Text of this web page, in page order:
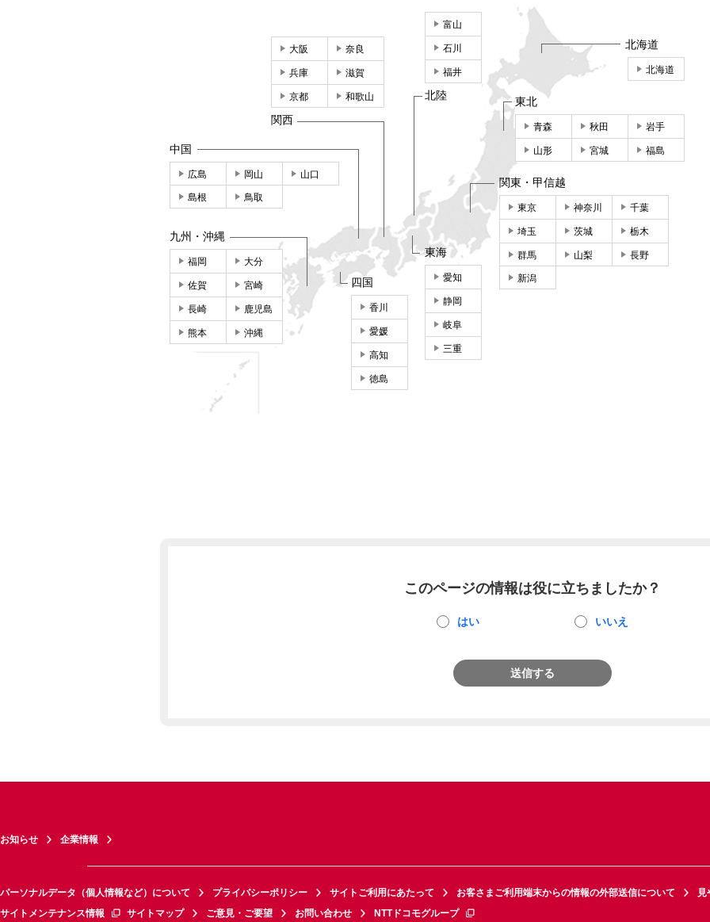
北海道
北海道
東北
青森 秋田 岩手
山形 宮城 福島
関東・甲信越
東京 神奈川 千葉
埼玉 茨城 栃木
群馬 山梨 長野
新潟
東海
愛知
静岡
岐阜
三重
富山
石川
福井
北陸
大阪 奈良
兵庫 滋賀
京都 和歌山
関西
中国
広島 岡山 山口
島根 鳥取
四国
香川
愛媛
高知
徳島
九州・沖縄
福岡 大分
佐賀 宮崎
長崎 鹿児島
熊本 沖縄
このページの情報は役に立ちましたか？
はい いいえ
送信する
お知らせ 企業情報
パーソナルデータ（個人情報など）について プライバシーポリシー サイトご利用にあたって お客さまご利用端末からの情報の外部送信について
見
サイトメンテナンス情報
サイトマップ ご意見・ご要望 お問い合わせ NTTドコモグループ